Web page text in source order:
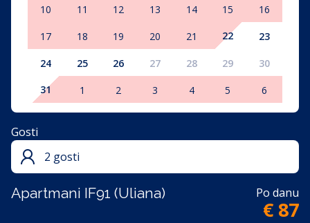
10 11 12 13 14 15 16
17 18 19 20 21 22 23
24 25 26 27 28 29
30
31
1 2 3 4 5 6
Apartmani IF91 (Uliana) Po danu
€ 87
Gosti
2 gosti